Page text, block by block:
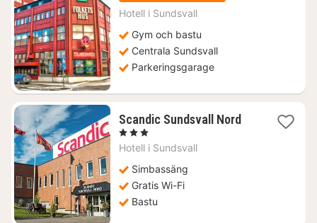
Hotell i Sundsvall
Gym och bastu
Centrala Sundsvall
Parkeringsgarage
Scandic Sundsvall Nord1
, 3 Stjärnor
Hotell i Sundsvall
Simbassäng
Gratis Wi-Fi
Bastu